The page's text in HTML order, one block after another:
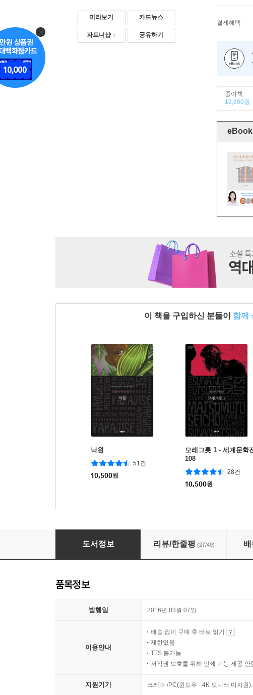
미리보기 카드뉴스
파트너샵 공유하기
결제혜택
종이책
12,600원
eBook
이 책을 구입하신 분들이 함께
낙원
51건
10,500원
모래그릇 1 - 세계문학
108
28건
10,500원
페스트 La peste
도서정보 리뷰/한줄평 (27/49)
품목정보
발행일 2016년 03월 07일
이용안내
배송 없이 구매 후 바로 읽기
제한없음
TTS 불가능
저작권 보호를 위해 인쇄 기능 제공 안
지원기기 크레마 /PC(윈도우 - 4K 모니터 미지